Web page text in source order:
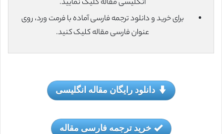
انگلیسی مقاله کلیک نمایید.
برای خرید و دانلود ترجمه فارسی آماده با فرمت ورد، روی
عنوان فارسی مقاله کلیک کنید.
دانلود رایگان مقاله انگلیسی
خرید ترجمه فارسی مقاله